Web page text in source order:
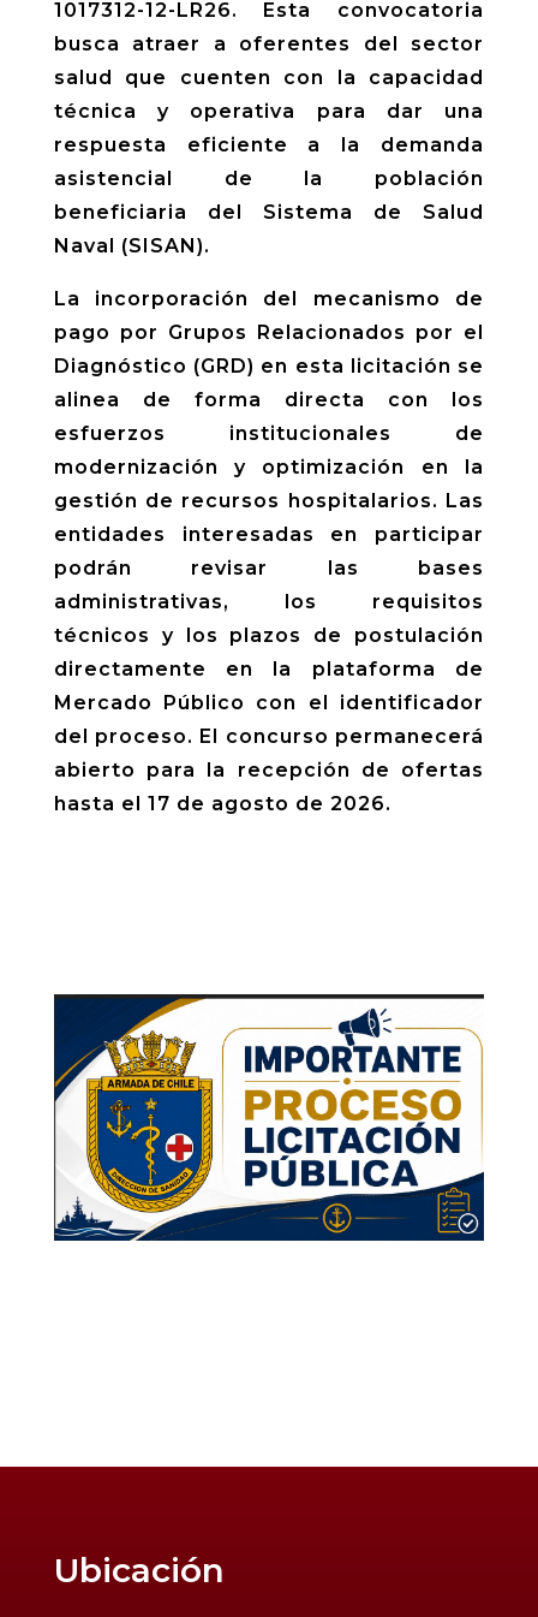
1017312-12-LR26. Esta convocatoria
busca atraer a oferentes del sector
salud que cuenten con la capacidad
técnica y operativa para dar una
respuesta eficiente a la demanda
asistencial de la población
beneficiaria del Sistema de Salud
Naval (SISAN).
La incorporación del mecanismo de
pago por Grupos Relacionados por el
Diagnóstico (GRD) en esta licitación se
alinea de forma directa con los
esfuerzos institucionales de
modernización y optimización en la
gestión de recursos hospitalarios. Las
entidades interesadas en participar
podrán revisar las bases
administrativas, los requisitos
técnicos y los plazos de postulación
directamente en la plataforma de
Mercado Público con el identificador
del proceso. El concurso permanecerá
abierto para la recepción de ofertas
hasta el 17 de agosto de 2026.
Ubicación